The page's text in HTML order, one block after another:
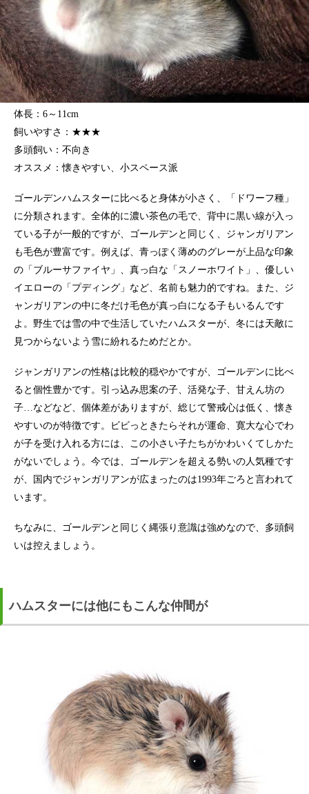
体長：6～11cm
飼いやすさ：★★★
多頭飼い：不向き
オススメ：懐きやすい、小スペース派
ゴールデンハムスターに比べると身体が小さく、「ドワーフ種」
に分類されます。全体的に濃い茶色の毛で、背中に黒い線が入っ
ている子が一般的ですが、ゴールデンと同じく、ジャンガリアン
も毛色が豊富です。例えば、青っぽく薄めのグレーが上品な印象
の「ブルーサファイヤ」、真っ白な「スノーホワイト」、優しい
イエローの「プディング」など、名前も魅力的ですね。また、ジ
ャンガリアンの中に冬だけ毛色が真っ白になる子もいるんです
よ。野生では雪の中で生活していたハムスターが、冬には天敵に
見つからないよう雪に紛れるためだとか。
ジャンガリアンの性格は比較的穏やかですが、ゴールデンに比べ
ると個性豊かです。引っ込み思案の子、活発な子、甘えん坊の
子…などなど、個体差がありますが、総じて警戒心は低く、懐き
やすいのが特徴です。ビビっときたらそれが運命、寛大な心でわ
が子を受け入れる方には、この小さい子たちがかわいくてしかた
がないでしょう。今では、ゴールデンを超える勢いの人気種です
が、国内でジャンガリアンが広まったのは1993年ごろと言われて
います。
ちなみに、ゴールデンと同じく縄張り意識は強めなので、多頭飼
いは控えましょう。
ハムスターには他にもこんな仲間が